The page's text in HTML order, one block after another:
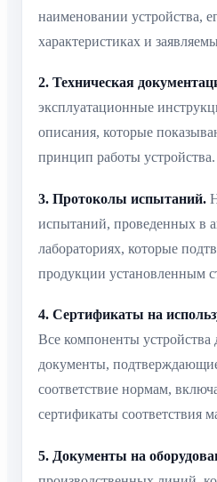
наименовании устройства,
характеристиках и
2. Техническая
эксплуатационные
описания, которые
принцип работы устройства.
3. Протоколы испытаний.
испытаний, проведенных в
лабораториях, которые
продукции установленным
4. Сертификаты на
Все компоненты
документы,
соответствие нормам,
сертификаты соответствия
5. Документы на